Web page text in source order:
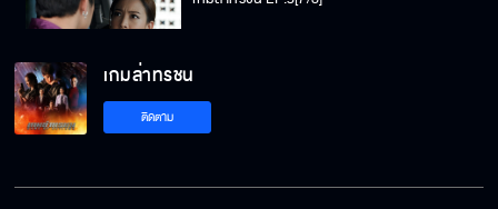
เกมล่าทรชน EP.3[8/8]
เกมล่าทรชน
ติดตาม